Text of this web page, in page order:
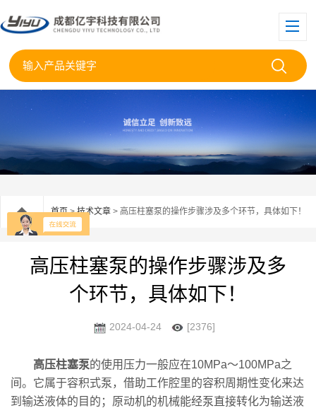
首页>技术文章 > 高压柱塞泵的操作步骤涉及多个环节，具体如下！
高压柱塞泵的操作步骤涉及多
个环节，具体如下！
2024-04-24 [2376]
高压柱塞泵的使用压力一般应在10MPa～100MPa之
间。它属于容积式泵，借助工作腔里的容积周期性变化来达
到输送液体的目的；原动机的机械能经泵直接转化为输送液